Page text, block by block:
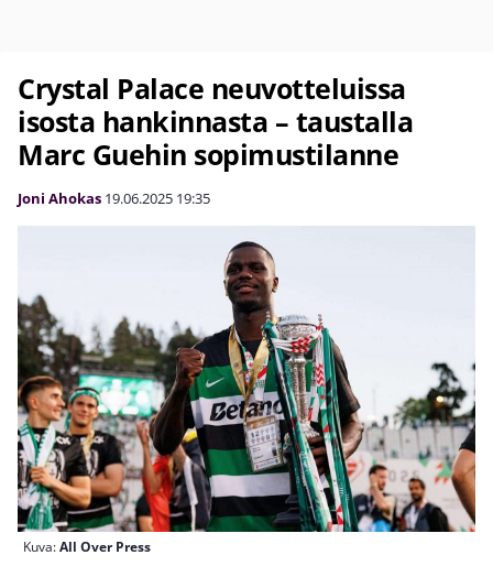
Crystal Palace neuvotteluissa
isosta hankinnasta – taustalla
Marc Guehin sopimustilanne
Joni Ahokas 19.06.2025 19:35
Kuva:All Over Press